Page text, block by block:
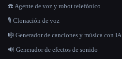
☎️ Agente de voz y robot telefónico
🎙️ Clonación de voz
🎼 Generador de canciones y música con IA
🔊 Generador de efectos de sonido